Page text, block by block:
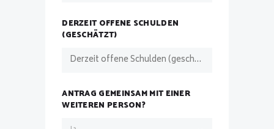
DERZEIT OFFENE SCHULDEN
(GESCHÄTZT)
ANTRAG GEMEINSAM MIT EINER
WEITEREN PERSON?